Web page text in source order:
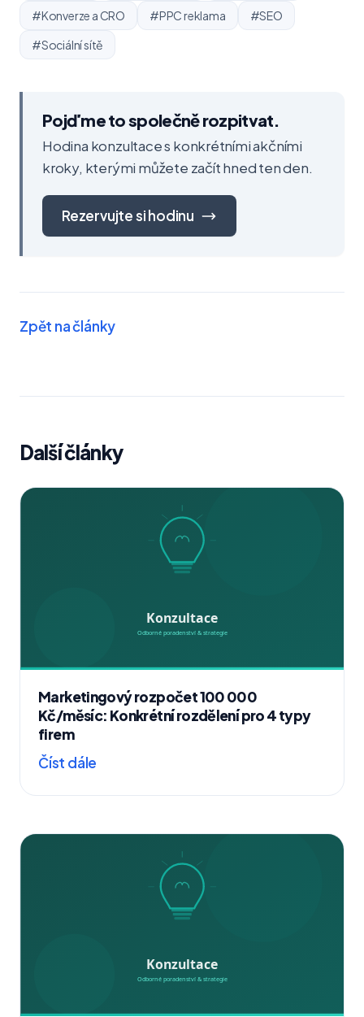
#Konverze a CRO
#PPC reklama
#SEO
#Sociální sítě
Pojďme to společně rozpitvat.
Hodina konzultace s konkrétními akčními
kroky, kterými můžete začít hned ten den.
Rezervujte si hodinu
Zpět na články
Další články
Marketingový rozpočet 100 000
Kč/měsíc: Konkrétní rozdělení pro 4 typy
firem
Číst dále